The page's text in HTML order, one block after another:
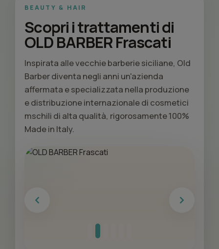
BEAUTY & HAIR
Scopri i trattamenti di
OLD BARBER Frascati
Inspirata alle vecchie barberie siciliane, Old
Barber diventa negli anni un'azienda
affermata e specializzata nella produzione
e distribuzione internazionale di cosmetici
mschili di alta qualità, rigorosamente 100%
Made in Italy.
Previous Next